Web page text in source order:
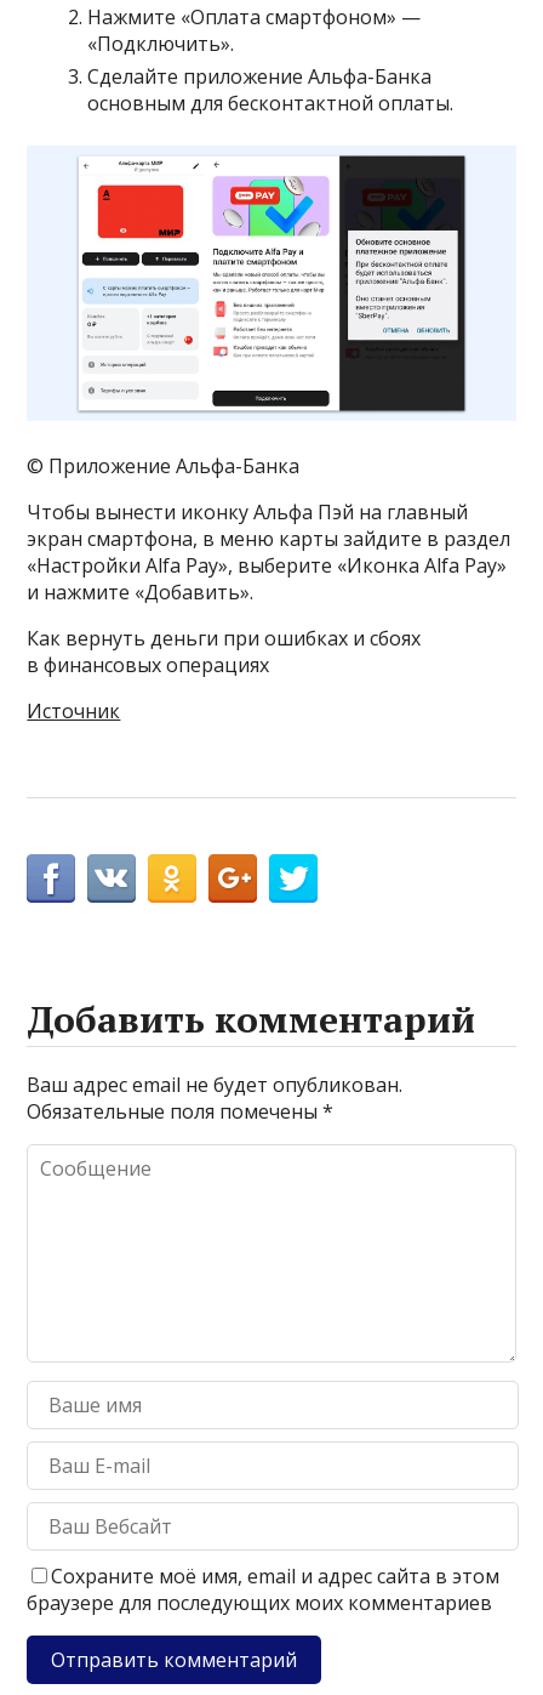
Нажмите «Оплата смартфоном» —
«Подключить».
Сделайте приложение Альфа-Банка
основным для бесконтактной оплаты.
© Приложение Альфа-Банка
Чтобы вынести иконку Альфа Пэй на главный
экран смартфона, в меню карты зайдите в раздел
«Настройки Alfa Pay», выберите «Иконка Alfa Pay»
и нажмите «Добавить».
Как вернуть деньги при ошибках и сбоях
в финансовых операциях
Источник
Добавить комментарий
Ваш адрес email не будет опубликован.
Обязательные поля помечены*
Сохраните моё имя, email и адрес сайта в этом
браузере для последующих моих комментариев